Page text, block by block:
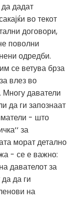
дадат
во текот
договори,
поволни
одредби.
се ветува брза
влез во
Многу даватели
да ги запознаат
- што
за
морат детално
- се е важно:
давателот за
да ги
на